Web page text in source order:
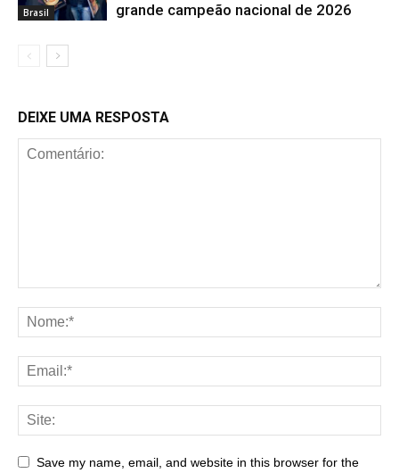
Brasil
grande campeão nacional de 2026
DEIXE UMA RESPOSTA
Save my name, email, and website in this browser for the